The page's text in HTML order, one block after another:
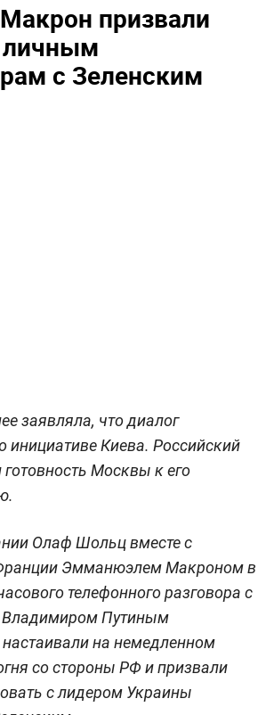
призвали
личным
с Зеленским
заявляла, что диалог
инициативе Киева. Российский
Москвы к его
Олаф Шольц вместе с
Эмманюэлем Макроном в
телефонного разговора с
Владимиром Путиным
настаивали на немедленном
со стороны РФ и призвали
с лидером Украины